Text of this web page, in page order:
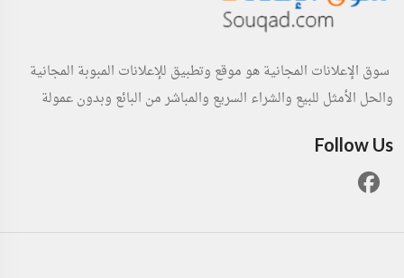
سوق الإعلانات المجانية هو موقع وتطبيق للإعلانات المبوبة المجانية
والحل الأمثل للبيع والشراء السريع والمباشر من البائع وبدون عمولة
Follow Us